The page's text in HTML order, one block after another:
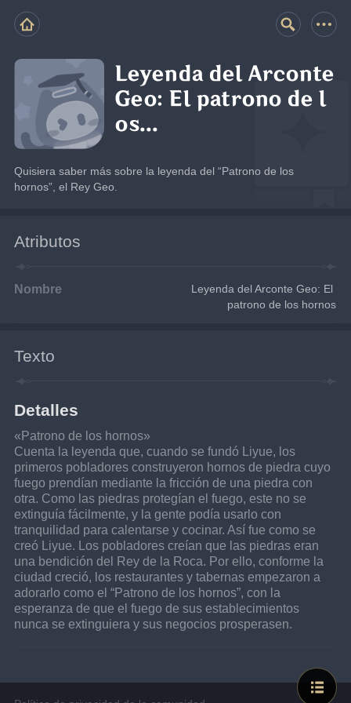
Leyenda del Arconte
Geo: El patrono de l
os...
Quisiera saber más sobre la leyenda del “Patrono de los
hornos”, el Rey Geo.
Atributos
Nombre
Leyenda del Arconte Geo: El
patrono de los hornos
Texto
Detalles
«Patrono de los hornos»
Cuenta la leyenda que, cuando se fundó Liyue, los
primeros pobladores construyeron hornos de piedra cuyo
fuego prendían mediante la fricción de una piedra con
otra. Como las piedras protegían el fuego, este no se
extinguía fácilmente, y la gente podía usarlo con
tranquilidad para calentarse y cocinar. Así fue como se
creó Liyue. Los pobladores creían que las piedras eran
una bendición del Rey de la Roca. Por ello, conforme la
ciudad creció, los restaurantes y tabernas empezaron a
adorarlo como el “Patrono de los hornos”, con la
esperanza de que el fuego de sus establecimientos
nunca se extinguiera y sus negocios prosperasen.